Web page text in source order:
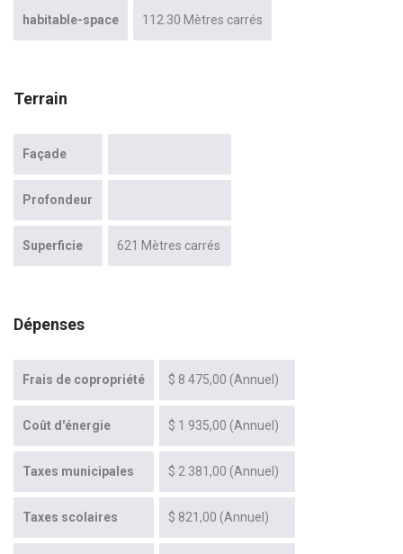
habitable-space 112.30 Mètres carrés
Terrain
Façade
Profondeur
Superficie 621 Mètres carrés
Dépenses
Frais de copropriété $ 8 475,00 (Annuel)
Coût d'énergie $ 1 935,00 (Annuel)
Taxes municipales $ 2 381,00 (Annuel)
Taxes scolaires $ 821,00 (Annuel)